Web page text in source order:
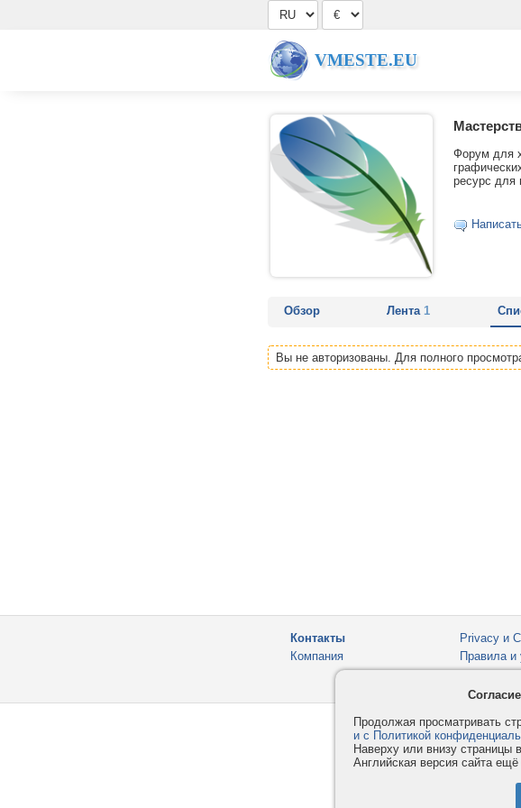
VMESTE.EU
Форум для
ресурс для
Обзор Лента1
Вы не авторизованы. Для полного
Контакты
Компания
Privacy и
Правила и
Продолжая просматривать
и с Политикой
Наверху или внизу страницы
Английская версия сайта